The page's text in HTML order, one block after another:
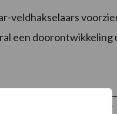
veldhakselaars
een doorontwikkeling